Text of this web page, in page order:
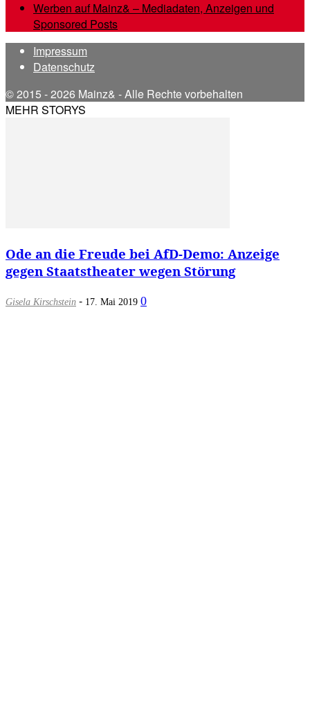
Werben auf Mainz& – Mediadaten, Anzeigen und
Sponsored Posts
Impressum
Datenschutz
© 2015 - 2026 Mainz& - Alle Rechte vorbehalten
MEHR STORYS
Ode an die Freude bei AfD-Demo: Anzeige
gegen Staatstheater wegen Störung
Gisela Kirschstein - 17. Mai 2019 0